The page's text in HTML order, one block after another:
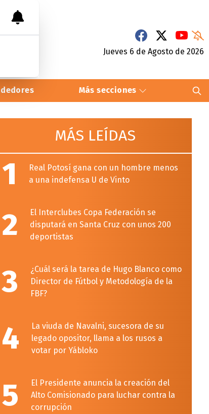
Jueves 6 de Agosto de 2026
Más secciones
MÁS LEÍDAS
1
Real Potosí gana con un hombre menos
a una indefensa U de Vinto
2
El Interclubes Copa Federación se
disputará en Santa Cruz con unos 200
deportistas
3
¿Cuál será la tarea de Hugo Blanco como
Director de Fútbol y Metodología de la
FBF?
4
La viuda de Navalni, sucesora de su
legado opositor, llama a los rusos a
votar por Yábloko
5
El Presidente anuncia la creación del
Alto Comisionado para luchar contra la
corrupción